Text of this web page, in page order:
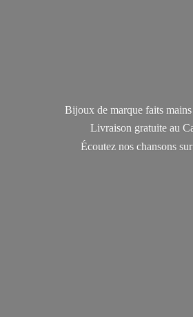
Bijoux de marque faits
Livraison gratuite au
Écoutez nos chansons